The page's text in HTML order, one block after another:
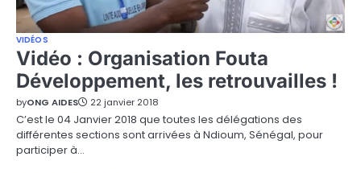
VIDÉOS
Vidéo : Organisation Fouta
Développement, les retrouvailles !
byONG AIDES 22 janvier 2018
C’est le 04 Janvier 2018 que toutes les délégations des
différentes sections sont arrivées à Ndioum, Sénégal, pour
participer à…